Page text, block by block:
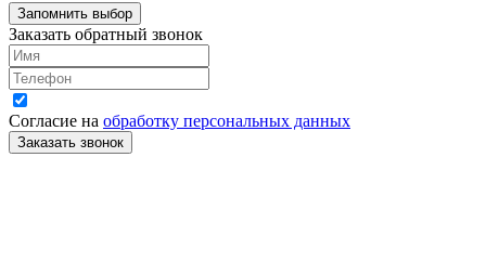
Запомнить выбор
Заказать обратный звонок
Согласие на обработку персональных данных